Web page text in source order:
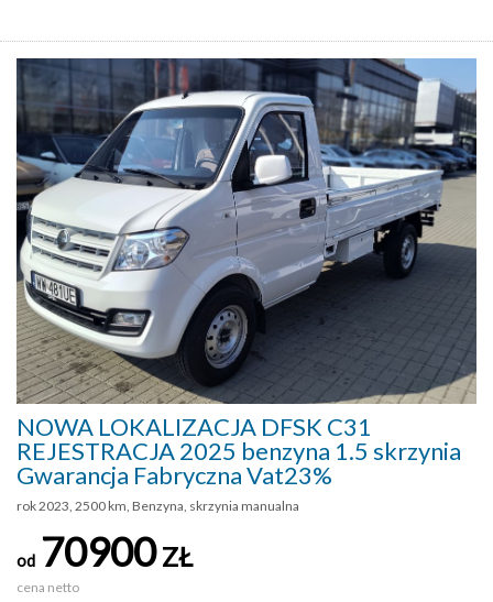
NOWA LOKALIZACJA DFSK C31
REJESTRACJA 2025 benzyna 1.5 skrzynia
Gwarancja Fabryczna Vat23%
rok 2023, 2500 km, Benzyna, skrzynia manualna
od 70900ZŁ
cena netto